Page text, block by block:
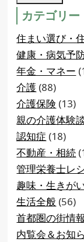
カテゴリー
住まい選び・
健康・病気予
年金・マネー
介護 (88)
介護保険 (13)
親の介護体験
認知症 (18)
不動産・相続
管理栄養士レ
趣味・生きが
生活全般 (56)
首都圏の街情報
内覧会＆お知